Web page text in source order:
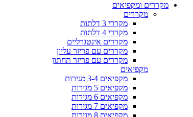
מקררים ומקפיאים
מקררים
מקררי 3 דלתות
מקררי 4 דלתות
מקררים אינטגרליים
מקררים עם פריזר עליון
מקררים עם פריזר תחתון
מקפיאים
מקפיאים 3-4 מגירות
מקפיאים 5 מגירות
מקפיאים 6 מגירות
מקפיאים 7 מגירות
מקפיאים 8 מגירות